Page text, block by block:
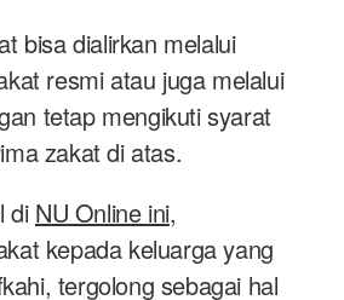
bisa dialirkan melalui
resmi atau juga melalui
tetap mengikuti syarat
zakat di atas.
di NU Online ini,
kepada keluarga yang
tergolong sebagai hal